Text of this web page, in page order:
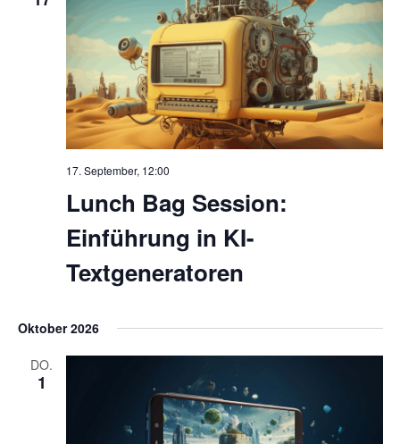
g
e
Lunch Bag Session:
Einführung in KI-
Textgeneratoren
17. September, 12:00
Oktober 2026
DO.
1